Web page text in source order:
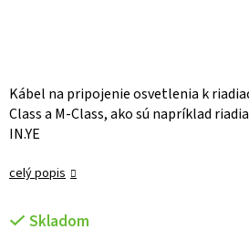
Kábel na pripojenie osvetlenia k
Class a M-Class, ako sú napríklad
IN.YE
celý popis
Skladom